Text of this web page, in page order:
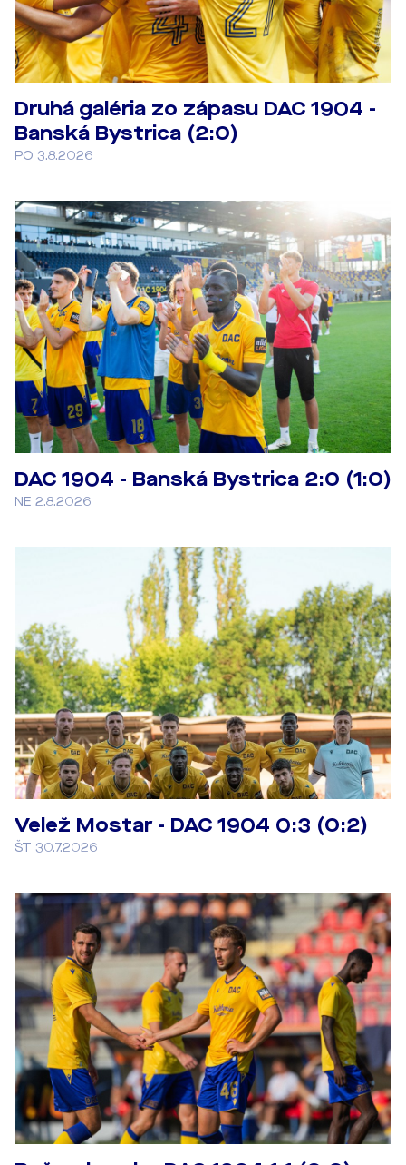
Druhá galéria zo zápasu DAC 1904 -
Banská Bystrica (2:0)
PO 3.8.2026
DAC 1904 - Banská Bystrica 2:0 (1:0)
NE 2.8.2026
Velež Mostar - DAC 1904 0:3 (0:2)
ŠT 30.7.2026